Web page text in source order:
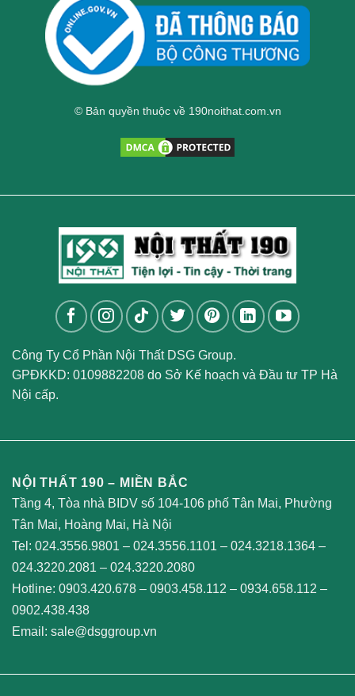
© Bản quyền thuộc về 190noithat.com.vn
Công Ty Cổ Phần Nội Thất DSG Group.
GPĐKKD: 0109882208 do Sở Kế hoạch và Đầu tư TP Hà
Nội cấp.
NỘI THẤT 190 – MIỀN BẮC
Tầng 4, Tòa nhà BIDV số 104-106 phố Tân Mai, Phường
Tân Mai, Hoàng Mai, Hà Nội
Tel: 024.3556.9801 – 024.3556.1101 – 024.3218.1364 –
024.3220.2081 – 024.3220.2080
Hotline: 0903.420.678 – 0903.458.112 – 0934.658.112 –
0902.438.438
Email: sale@dsggroup.vn